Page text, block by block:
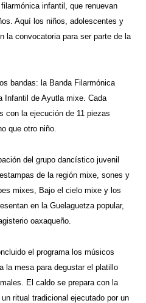
infantil, que renuevan
Aquí los niños, adolescentes y
la convocatoria para ser parte de la
bandas: la Banda Filarmónica
Infantil de Ayutla mixe. Cada
con la ejecución de 11 piezas
que otro niño.
del grupo dancístico juvenil
de la región mixe, sones y
mixes, Bajo el cielo mixe y los
en la Guelaguetza popular,
oaxaqueño.
el programa los músicos
la mesa para degustar el platillo
El caldo se prepara con la
ritual tradicional ejecutado por un